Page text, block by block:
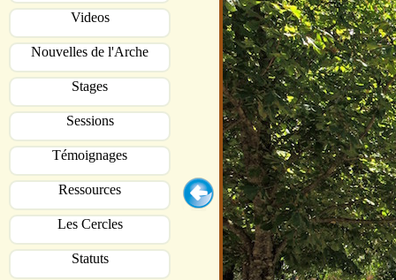
Videos
Nouvelles de l'Arche
Stages
Sessions
Témoignages
Ressources
Les Cercles
Statuts